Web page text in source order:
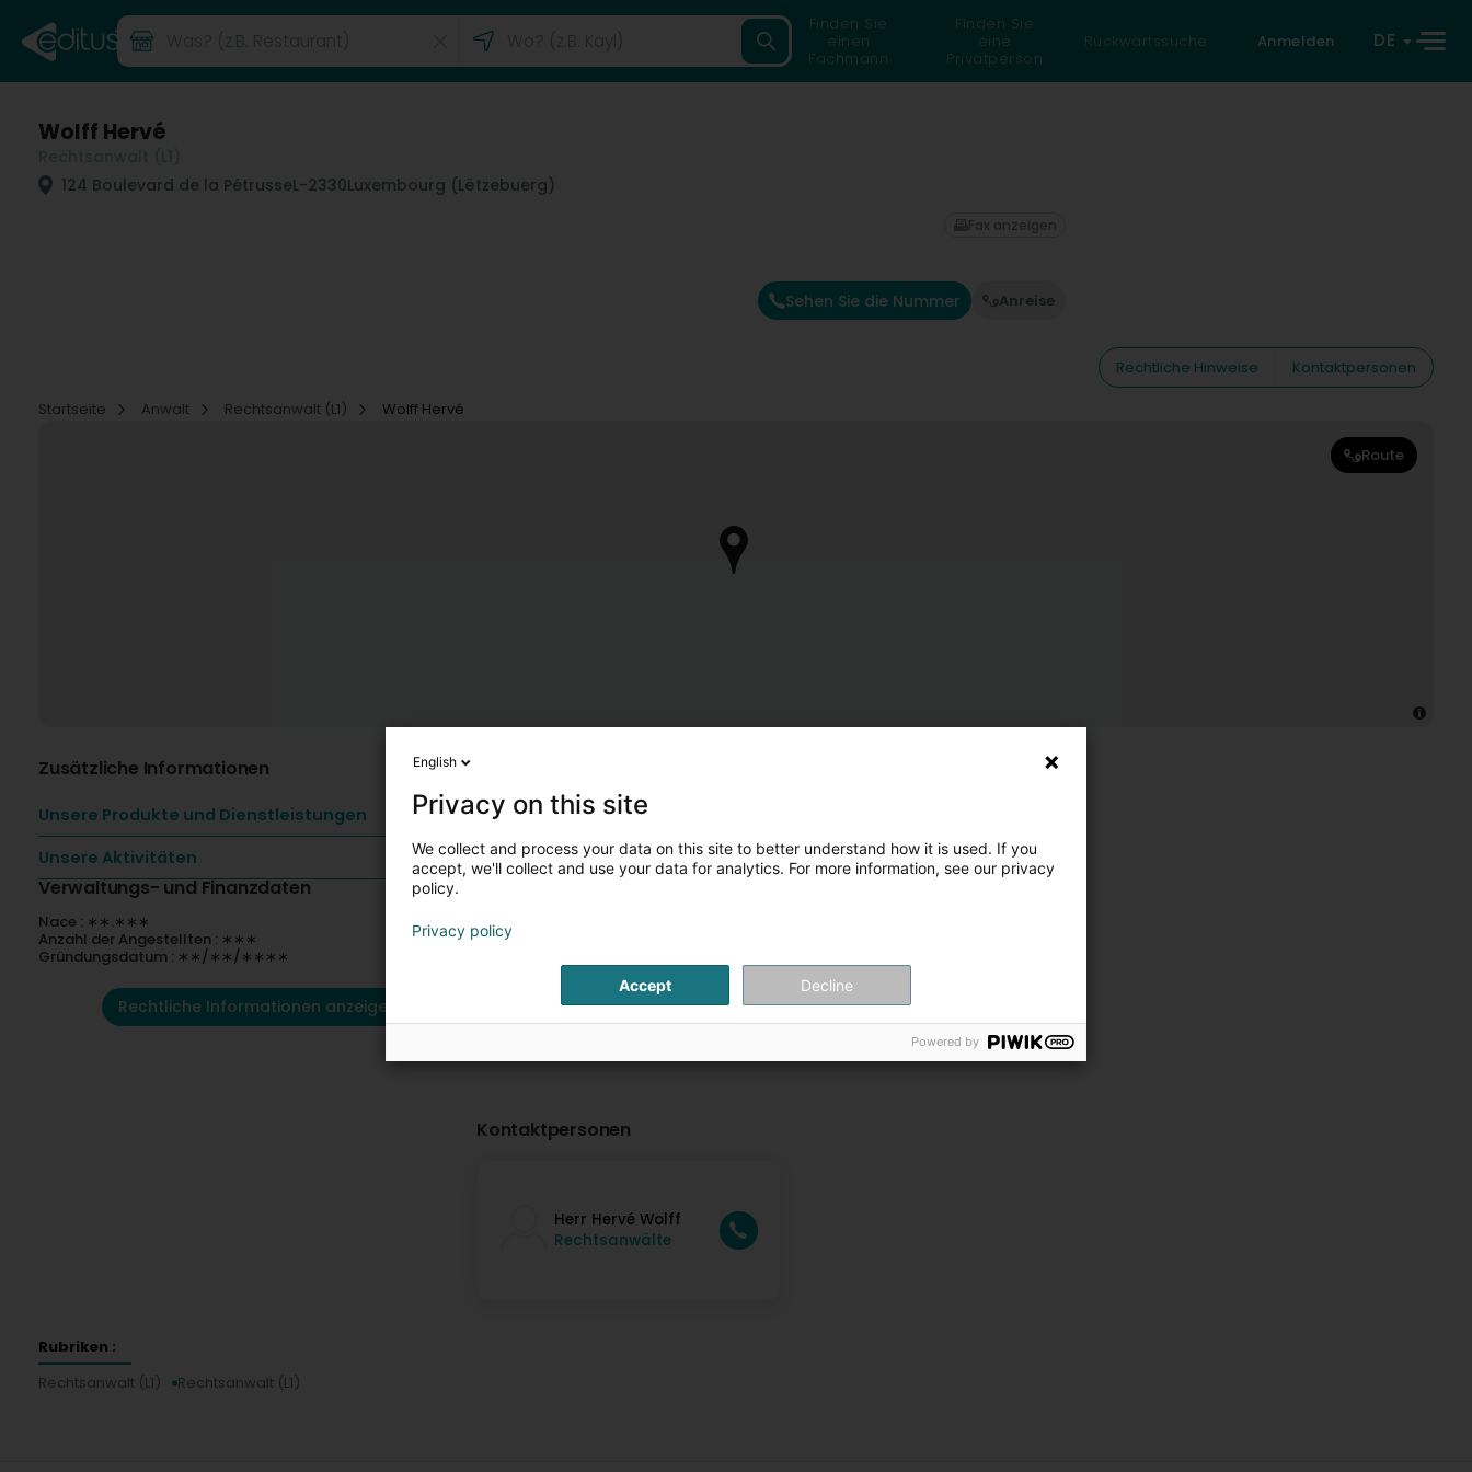
Finden Sie
einen
Fachmann
Finden Sie
eine
Privatperson
Rückwärtssuche Anmelden DE
Wolff Hervé
124 Boulevard de la PétrusseL-2330Luxembourg (Lëtzebuerg)
Sehen Sie die Nummer Anreise
Fax anzeigen
Rechtliche Hinweise
Kontaktpersonen
Startseite
Anwalt Rechtsanwalt (L1) Wolff Hervé
Route
Zusätzliche Informationen
Unsere Produkte und Dienstleistungen
Unsere Aktivitäten
Verwaltungs- und Finanzdaten
Nace : ∗∗.∗∗∗
Anzahl der Angestellten : ∗∗∗
Gründungsdatum : ∗∗/∗∗/∗∗∗∗
Rechtliche Informationen anzeigen
Kontaktpersonen
Herr Hervé Wolff
Rechtsanwälte
Rubriken :
Rechtsanwalt (L1)
Rechtsanwalt (L1)
English
Privacy on this site
We collect and process your data on this site to better understand how it is used. If you
accept, we'll collect and use your data for analytics. For more information, see our privacy
policy.
Privacy policy
Accept Decline
Powered by